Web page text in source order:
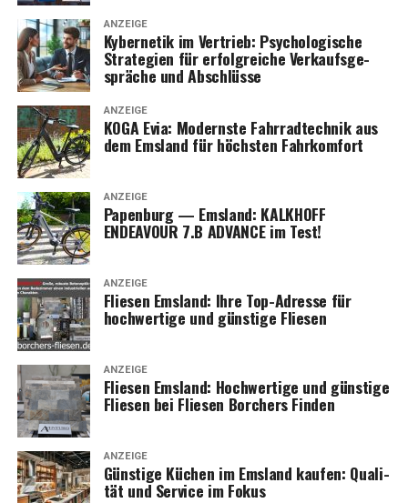
ANZEIGE
Kyber­ne­tik im Ver­trieb: Psy­cho­lo­gi­sche
Stra­te­gien für erfolg­rei­che Ver­kaufs­ge­
sprä­che und Abschlüsse
ANZEIGE
KOGA Evia: Moderns­te Fahr­rad­tech­nik aus
dem Ems­land für höchs­ten Fahrkomfort
ANZEIGE
Papen­burg — Ems­land: KALKHOFF
ENDEAVOUR 7.B ADVANCE im Test!
ANZEIGE
Flie­sen Ems­land: Ihre Top-Adres­se für
hoch­wer­ti­ge und güns­ti­ge Fliesen
ANZEIGE
Flie­sen Ems­land: Hoch­wer­ti­ge und güns­ti­ge
Flie­sen bei Flie­sen Bor­chers Finden
ANZEIGE
Güns­ti­ge Küchen im Ems­land kau­fen: Qua­li­
tät und Ser­vice im Fokus